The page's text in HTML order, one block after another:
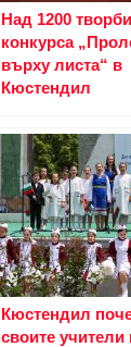
Над 1200
конкурса
върху листа“ в
Кюстендил
Кюстендил
своите учители